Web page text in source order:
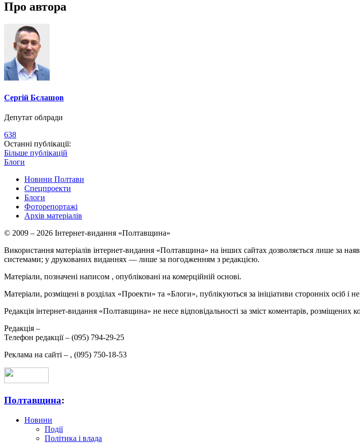
Про автора
Сергій Бєлашов
Депутат облради
638
Останні публікації:
Більше публікацій
Блоги
Новини Полтави
Спецпроекти
Блоги
Фоторепортажі
Архів матеріалів
© 2009 – 2026 Інтернет-видання «Полтавщина»
Використання матеріалів інтернет-видання «Полтавщина» на інших сайтах дозволяється лише за
системами; у друкованих виданнях — лише за погодженням з редакцією.
Матеріали, позначені написом , опубліковані на комерційній основі.
Матеріали, розміщені в розділах «Проекти» та «Блоги», публікуються за ініціативи сторонніх осіб і
Редакція інтернет-видання «Полтавщина» не несе відповідальності за зміст коментарів, розміщених
Редакція –
Телефон редакції – (095) 794-29-25
Реклама на сайті – , (095) 750-18-53
Полтавщина:
Новини
Події
Політика і влада